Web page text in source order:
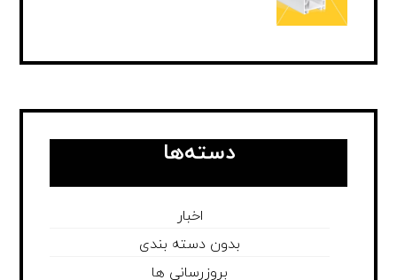
دسته‌ها
اخبار
بدون دسته بندی
بروزرسانی ها